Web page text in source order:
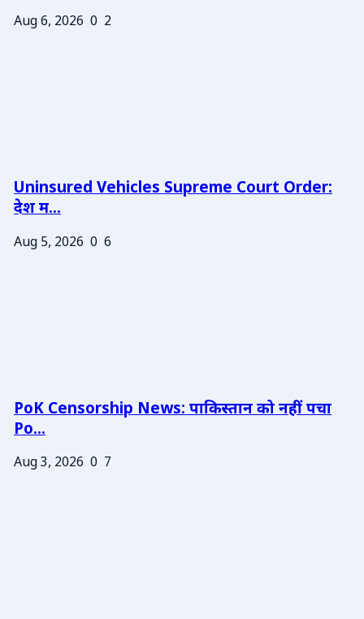
Aug 6, 2026 0 2
Uninsured Vehicles Supreme Court Order:
देश म...
Aug 5, 2026 0 6
PoK Censorship News: पाकिस्तान को नहीं पचा
Po...
Aug 3, 2026 0 7